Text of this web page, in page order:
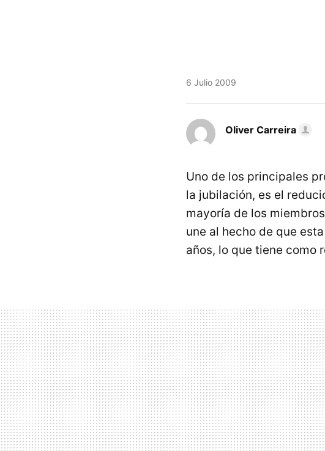
6 Julio 2009
Oliver Carreira
Uno de los principales
la jubilación, es el
mayoría de los
une al hecho de que
años, lo que tiene como